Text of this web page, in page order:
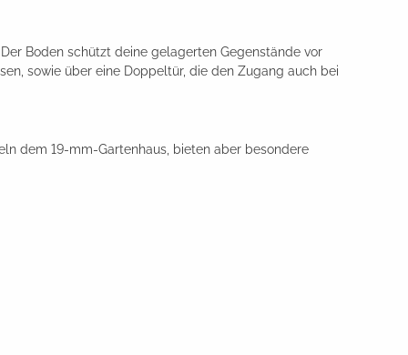
Boden schützt deine gelagerten Gegenstände vor
sowie über eine Doppeltür, die den Zugang auch bei
dem 19-mm-Gartenhaus, bieten aber besondere